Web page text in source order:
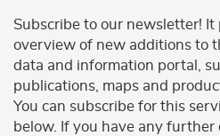
Subscribe to our newsletter!
overview of new additions to
data and information portal,
publications, maps and
You can subscribe for this
below. If you have any further